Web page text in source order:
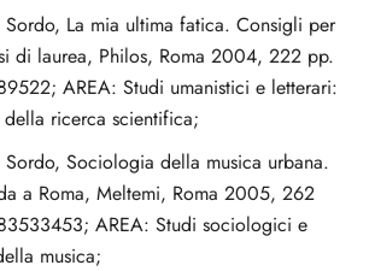
La mia ultima fatica. Consigli per
di laurea, Philos, Roma 2004, 222 pp.
AREA: Studi umanistici e letterari:
ricerca scientifica;
Sociologia della musica urbana.
a Roma, Meltemi, Roma 2005, 262
AREA: Studi sociologici e
musica;